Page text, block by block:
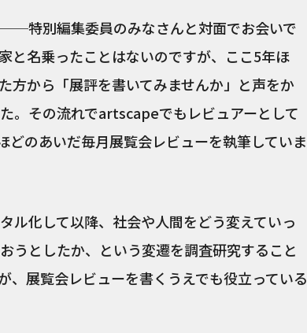
──特別編集委員のみなさんと対面でお会いで
と名乗ったことはないのですが、ここ5年ほ
方から「展評を書いてみませんか」と声をか
。その流れでartscapeでもレビュアーとして
どのあいだ毎月展覧会レビューを執筆していま
ル化して以降、社会や人間をどう変えていっ
うとしたか、という変遷を調査研究すること
、展覧会レビューを書くうえでも役立っている